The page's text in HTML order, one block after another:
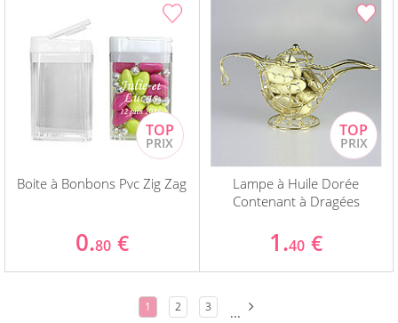
Boite à Bonbons Pvc Zig Zag
0.80 €
Lampe à Huile Dorée
Contenant à Dragées
1.40 €
1 2 3 ...